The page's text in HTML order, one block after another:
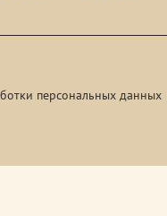
персональных данных